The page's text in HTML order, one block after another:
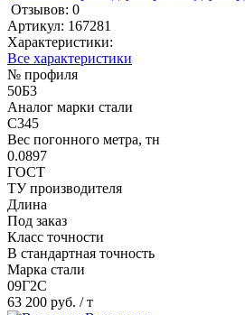
Отзывов: 0
Артикул: 167281
Характеристики:
Все характеристики
№ профиля
50Б3
Аналог марки стали
С345
Вес погонного метра, тн
0.0897
ГОСТ
ТУ производителя
Длина
Под заказ
Класс точности
В стандартная точность
Марка стали
09Г2С
63 200 руб. / т